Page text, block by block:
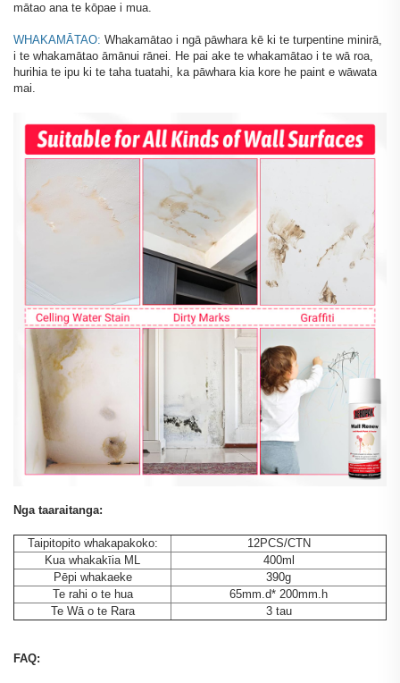
mātao ana te kōpae i mua.
WHAKAMĀTAO: Whakamātao i ngā pāwhara kē ki te turpentine minirā,
i te whakamātao āmānui rānei. He pai ake te whakamātao i te wā roa,
hurihia te ipu ki te taha tuatahi, ka pāwhara kia kore he paint e wāwata
mai.
Nga taaraitanga:
Taipitopito whakapakoko:
12PCS/CTN
Kua whakakīia ML
400ml
Pēpi whakaeke
390g
Te rahi o te hua
65mm.d* 200mm.h
Te Wā o te Rara
3 tau
FAQ: